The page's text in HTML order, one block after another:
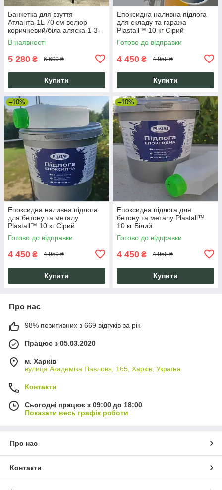
Банкетка для взуття
Атланта-1L 70 см велюр
коричневий/біла аляска 1-3-
9005
В наявності
5 280 ₴ 6 600 ₴
Купити
Епоксидна наливна підлога
для складу та гаража
Plastall™ 10 кг Сірий
Готово до відправки
4 450 ₴ 4 950 ₴
Купити
–10%
Епоксидна наливна підлога
для бетону та металу
Plastall™ 10 кг Сірий
Готово до відправки
4 450 ₴ 4 950 ₴
Купити
–10%
Епоксидна підлога для
бетону та металу Plastall™
10 кг Білий
Готово до відправки
4 450 ₴ 4 950 ₴
Купити
Про нас
98% позитивних з 669 відгуків за рік
Працює з 05.03.2020
м. Харків
вулиця Академіка Павлова, 165, Харків, Україна
Контакти
Сьогодні працює з 09:00 до 18:00
Показати весь графік роботи
Про нас
Контакти